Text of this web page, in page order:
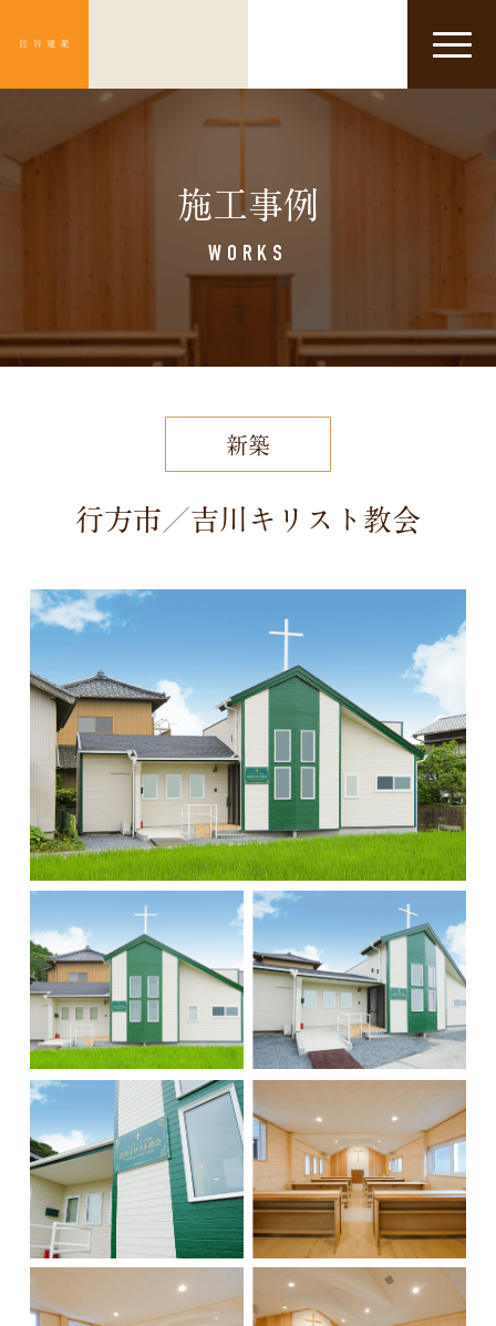
Click
施工事例
WORKS
新築
行方市／吉川キリスト教会